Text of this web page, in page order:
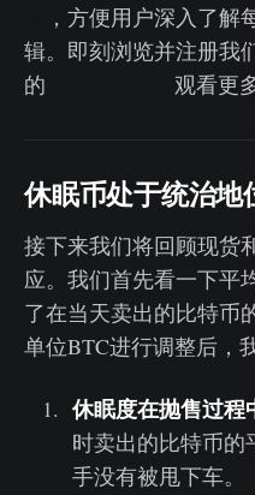
，方便用户深入了解
辑。即刻浏览并注册我
的
观看更
休眠币处于统治地
接下来我们将回顾现货
应。我们首先看一下平
了在当天卖出的比特币
单位BTC进行调整后，
休眠度在抛售过程
时卖出的比特币的
手没有被甩下车。